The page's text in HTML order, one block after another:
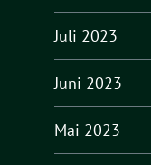
Juli 2023
Juni 2023
Mai 2023